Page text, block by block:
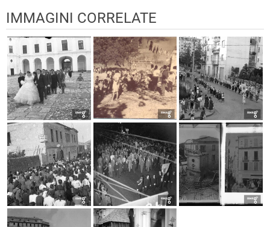
IMMAGINI CORRELATE